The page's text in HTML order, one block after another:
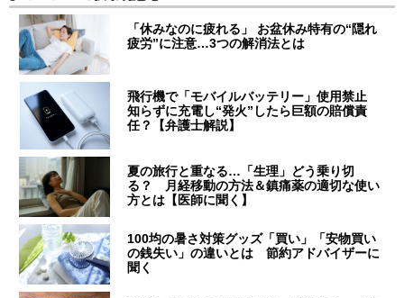
「休みなのに疲れる」 お盆休み特有の“隠れ
疲労”に注意…3つの解消法とは
飛行機で「モバイルバッテリー」使用禁止
知らずに充電し“発火”したら巨額の賠償責
任？【弁護士解説】
夏の旅行と重なる…「生理」どう乗り切
る？ 月経移動の方法＆鎮痛薬の適切な使い
方とは【医師に聞く】
100均の暑さ対策グッズ「買い」「安物買い
の銭失い」の違いとは 節約アドバイザーに
聞く